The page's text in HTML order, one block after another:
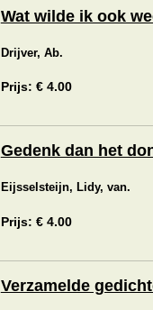
Wat wilde ik ook
Drijver, Ab.
Prijs: € 4.00
Gedenk dan het
Eijsselsteijn, Lidy, van.
Prijs: € 4.00
Verzamelde